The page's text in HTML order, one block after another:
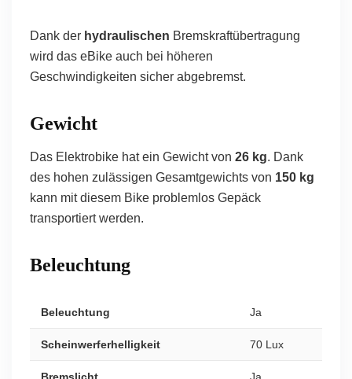
Dank der hydraulischen Bremskraftübertragung
wird das eBike auch bei höheren
Geschwindigkeiten sicher abgebremst.
Gewicht
Das Elektrobike hat ein Gewicht von 26 kg. Dank
des hohen zulässigen Gesamtgewichts von 150 kg
kann mit diesem Bike problemlos Gepäck
transportiert werden.
Beleuchtung
Beleuchtung Ja
Scheinwerferhelligkeit 70 Lux
Bremslicht Ja